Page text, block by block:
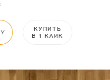
КУПИТЬ
В 1 КЛИК